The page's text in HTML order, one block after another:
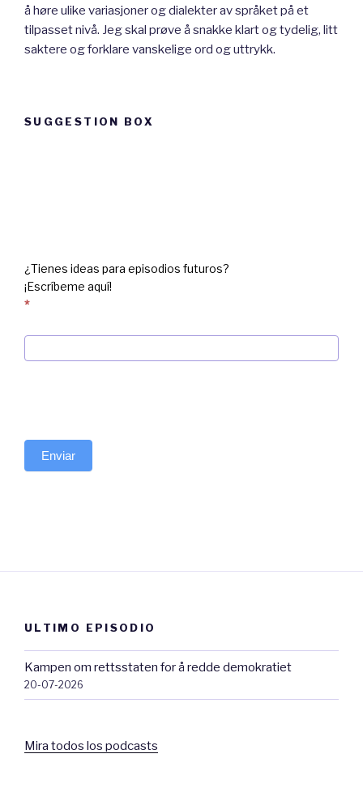
å høre ulike variasjoner og dialekter av språket på et
tilpasset nivå. Jeg skal prøve å snakke klart og tydelig, litt
saktere og forklare vanskelige ord og uttrykk.
SUGGESTION BOX
¿Tienes ideas para episodios futuros?
¡Escríbeme aquí!
*
Enviar
ULTIMO EPISODIO
Kampen om rettsstaten for å redde demokratiet
20-07-2026
Mira todos los podcasts